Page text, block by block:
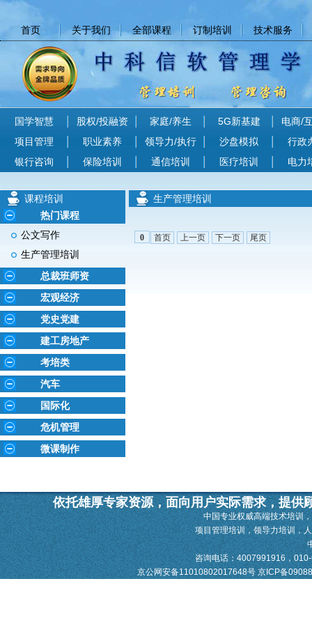
首页 关于我们 全部课程 订制培训 技术服务
国学智慧 股权/投融资 家庭/养生 5G新基建
电商/
项目管理
职业素养 领导力/执行 沙盘模拟
行政
银行咨询
保险培训 通信培训 医疗培训 电力
课程培训
热门课程
公文写作
生产管理培训
总裁班师资
宏观经济
党史党建
建工房地产
考培类
汽车
国际化
危机管理
微课制作
生产管理培训
0 首页 上一页 下一页 尾页
依托雄厚专家资源，面向用户实际需求，提供
中国专业权威高端技术培训
项目管理培训，领导力培训
咨询电话：4007991916，
京公网安备11010802017648号京ICP备